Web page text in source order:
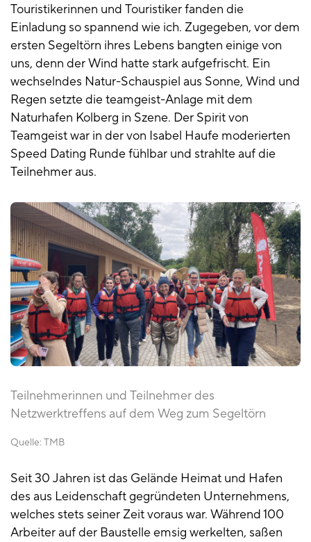
Touristikerinnen und Touristiker fanden die
Einladung so spannend wie ich. Zugegeben, vor dem
ersten Segeltörn ihres Lebens bangten einige von
uns, denn der Wind hatte stark aufgefrischt. Ein
wechselndes Natur-Schauspiel aus Sonne, Wind und
Regen setzte die teamgeist-Anlage mit dem
Naturhafen Kolberg in Szene. Der Spirit von
Teamgeist war in der von Isabel Haufe moderierten
Speed Dating Runde fühlbar und strahlte auf die
Teilnehmer aus.
Teilnehmerinnen und Teilnehmer des
Netzwerktreffens auf dem Weg zum Segeltörn
Quelle: TMB
Seit 30 Jahren ist das Gelände Heimat und Hafen
des aus Leidenschaft gegründeten Unternehmens,
welches stets seiner Zeit voraus war. Während 100
Arbeiter auf der Baustelle emsig werkelten, saßen